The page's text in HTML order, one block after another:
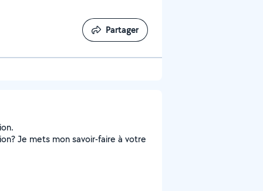
Partager
Partager
Je mets mon savoir-faire à votre